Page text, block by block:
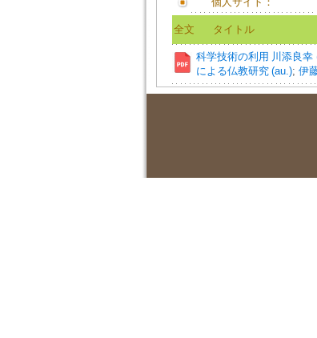
全文 タイトル
科学技術の利用
による仏教研究
川添良幸
(au.); 伊